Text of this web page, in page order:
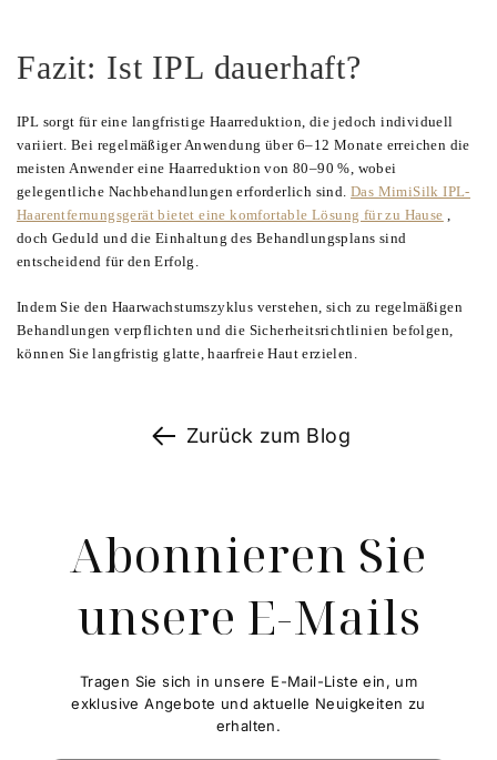
Fazit: Ist IPL dauerhaft?
IPL sorgt für eine langfristige Haarreduktion, die jedoch individuell
variiert. Bei regelmäßiger Anwendung über 6–12 Monate erreichen die
meisten Anwender eine Haarreduktion von 80–90 %, wobei
gelegentliche Nachbehandlungen erforderlich sind. Das MimiSilk IPL-
Haarentfernungsgerät bietet eine komfortable Lösung für zu Hause
doch Geduld und die Einhaltung des Behandlungsplans sind
entscheidend für den Erfolg.
Indem Sie den Haarwachstumszyklus verstehen, sich zu regelmäßigen
Behandlungen verpflichten und die Sicherheitsrichtlinien befolgen,
können Sie langfristig glatte, haarfreie Haut erzielen.
Zurück zum Blog
Abonnieren Sie
unsere E-Mails
Tragen Sie sich in unsere E-Mail-Liste ein, um
exklusive Angebote und aktuelle Neuigkeiten zu
erhalten.